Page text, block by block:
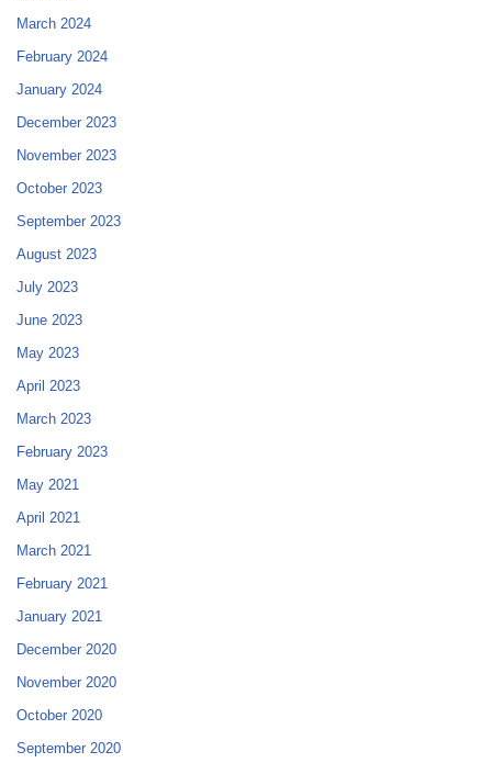
March 2024
February 2024
January 2024
December 2023
November 2023
October 2023
September 2023
August 2023
July 2023
June 2023
May 2023
April 2023
March 2023
February 2023
May 2021
April 2021
March 2021
February 2021
January 2021
December 2020
November 2020
October 2020
September 2020